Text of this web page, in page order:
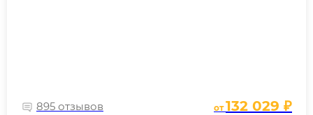
895 отзывов от132 029 ₽